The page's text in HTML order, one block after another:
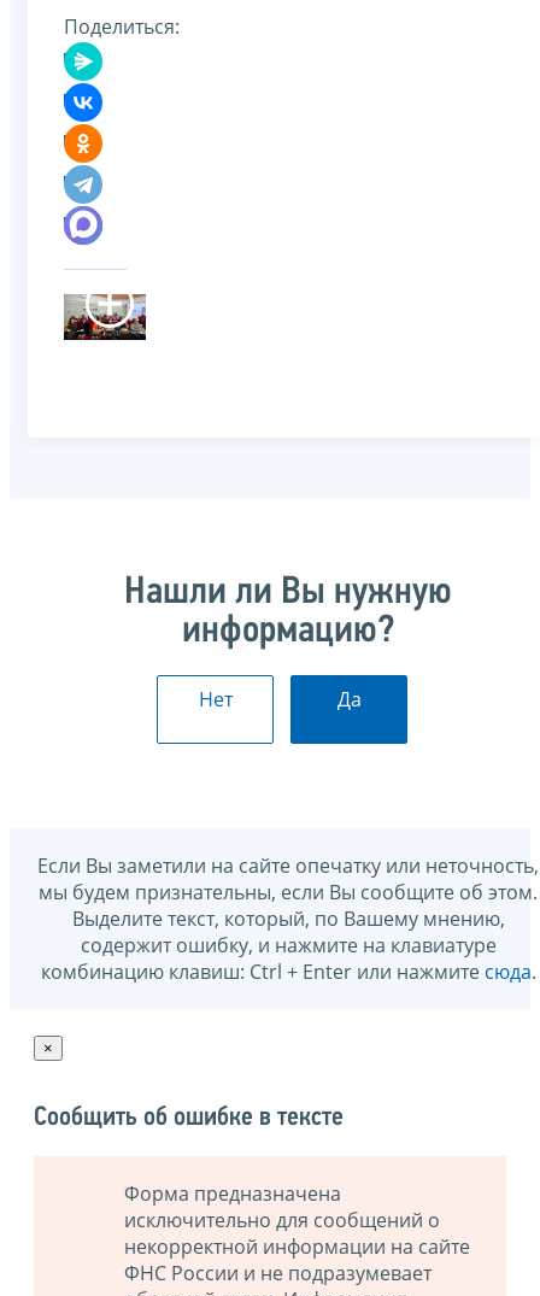
Поделиться:
Нашли ли Вы нужную
информацию?
Нет Да
Если Вы заметили на сайте опечатку или неточность,
мы будем признательны, если Вы сообщите об этом.
Выделите текст, который, по Вашему мнению,
содержит ошибку, и нажмите на клавиатуре
комбинацию клавиш: Ctrl + Enter или нажмите сюда.
×
Сообщить об ошибке в тексте
Форма предназначена
исключительно для сообщений о
некорректной информации на сайте
ФНС России и не подразумевает